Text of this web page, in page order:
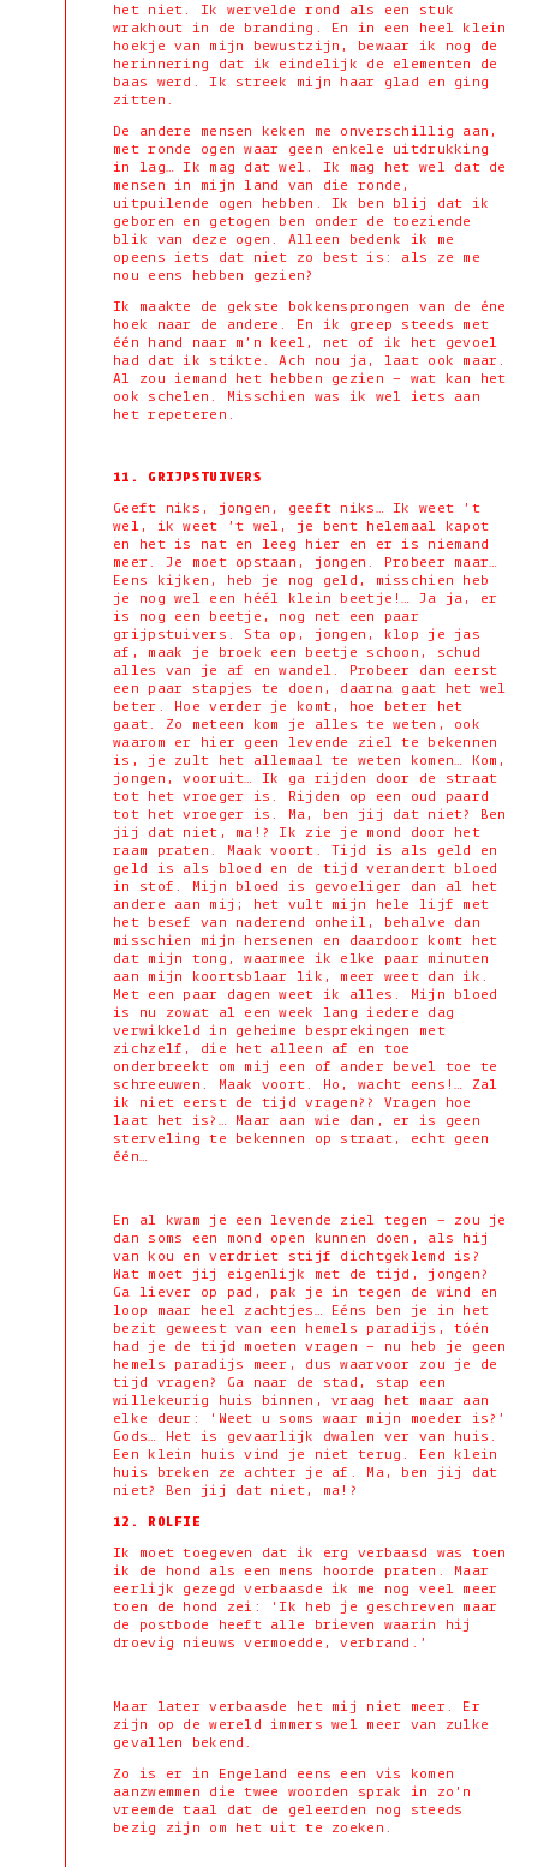
het niet. Ik wervelde rond als een stuk
wrakhout in de branding. En in een heel klein
hoekje van mijn bewustzijn, bewaar ik nog de
herinnering dat ik eindelijk de elementen de
baas werd. Ik streek mijn haar glad en ging
zitten.
De andere mensen keken me onverschillig aan,
met ronde ogen waar geen enkele uitdrukking
in lag… Ik mag dat wel. Ik mag het wel dat de
mensen in mijn land van die ronde,
uitpuilende ogen hebben. Ik ben blij dat ik
geboren en getogen ben onder de toeziende
blik van deze ogen. Alleen bedenk ik me
opeens iets dat niet zo best is: als ze me
nou eens hebben gezien?
Ik maakte de gekste bokkensprongen van de éne
hoek naar de andere. En ik greep steeds met
één hand naar m’n keel, net of ik het gevoel
had dat ik stikte. Ach nou ja, laat ook maar.
Al zou iemand het hebben gezien – wat kan het
ook schelen. Misschien was ik wel iets aan
het repeteren.
11. GRIJPSTUIVERS
Geeft niks, jongen, geeft niks… Ik weet ’t
wel, ik weet ’t wel, je bent helemaal kapot
en het is nat en leeg hier en er is niemand
meer. Je moet opstaan, jongen. Probeer maar…
Eens kijken, heb je nog geld, misschien heb
je nog wel een héél klein beetje!… Ja ja, er
is nog een beetje, nog net een paar
grijpstuivers. Sta op, jongen, klop je jas
af, maak je broek een beetje schoon, schud
alles van je af en wandel. Probeer dan eerst
een paar stapjes te doen, daarna gaat het wel
beter. Hoe verder je komt, hoe beter het
gaat. Zo meteen kom je alles te weten, ook
waarom er hier geen levende ziel te bekennen
is, je zult het allemaal te weten komen… Kom,
jongen, vooruit… Ik ga rijden door de straat
tot het vroeger is. Rijden op een oud paard
tot het vroeger is. Ma, ben jij dat niet? Ben
jij dat niet, ma!? Ik zie je mond door het
raam praten. Maak voort. Tijd is als geld en
geld is als bloed en de tijd verandert bloed
in stof. Mijn bloed is gevoeliger dan al het
andere aan mij; het vult mijn hele lijf met
het besef van naderend onheil, behalve dan
misschien mijn hersenen en daardoor komt het
dat mijn tong, waarmee ik elke paar minuten
aan mijn koortsblaar lik, meer weet dan ik.
Met een paar dagen weet ik alles. Mijn bloed
is nu zowat al een week lang iedere dag
verwikkeld in geheime besprekingen met
zichzelf, die het alleen af en toe
onderbreekt om mij een of ander bevel toe te
schreeuwen. Maak voort. Ho, wacht eens!… Zal
ik niet eerst de tijd vragen?? Vragen hoe
laat het is?… Maar aan wie dan, er is geen
sterveling te bekennen op straat, echt geen
één…
En al kwam je een levende ziel tegen – zou je
dan soms een mond open kunnen doen, als hij
van kou en verdriet stijf dichtgeklemd is?
Wat moet jij eigenlijk met de tijd, jongen?
Ga liever op pad, pak je in tegen de wind en
loop maar heel zachtjes… Eéns ben je in het
bezit geweest van een hemels paradijs, tóén
had je de tijd moeten vragen – nu heb je geen
hemels paradijs meer, dus waarvoor zou je de
tijd vragen? Ga naar de stad, stap een
willekeurig huis binnen, vraag het maar aan
elke deur: ‘Weet u soms waar mijn moeder is?’
Gods… Het is gevaarlijk dwalen ver van huis.
Een klein huis vind je niet terug. Een klein
huis breken ze achter je af. Ma, ben jij dat
niet? Ben jij dat niet, ma!?
12. ROLFIE
Ik moet toegeven dat ik erg verbaasd was toen
ik de hond als een mens hoorde praten. Maar
eerlijk gezegd verbaasde ik me nog veel meer
toen de hond zei: ‘Ik heb je geschreven maar
de postbode heeft alle brieven waarin hij
droevig nieuws vermoedde, verbrand.’
Maar later verbaasde het mij niet meer. Er
zijn op de wereld immers wel meer van zulke
gevallen bekend.
Zo is er in Engeland eens een vis komen
aanzwemmen die twee woorden sprak in zo’n
vreemde taal dat de geleerden nog steeds
bezig zijn om het uit te zoeken.